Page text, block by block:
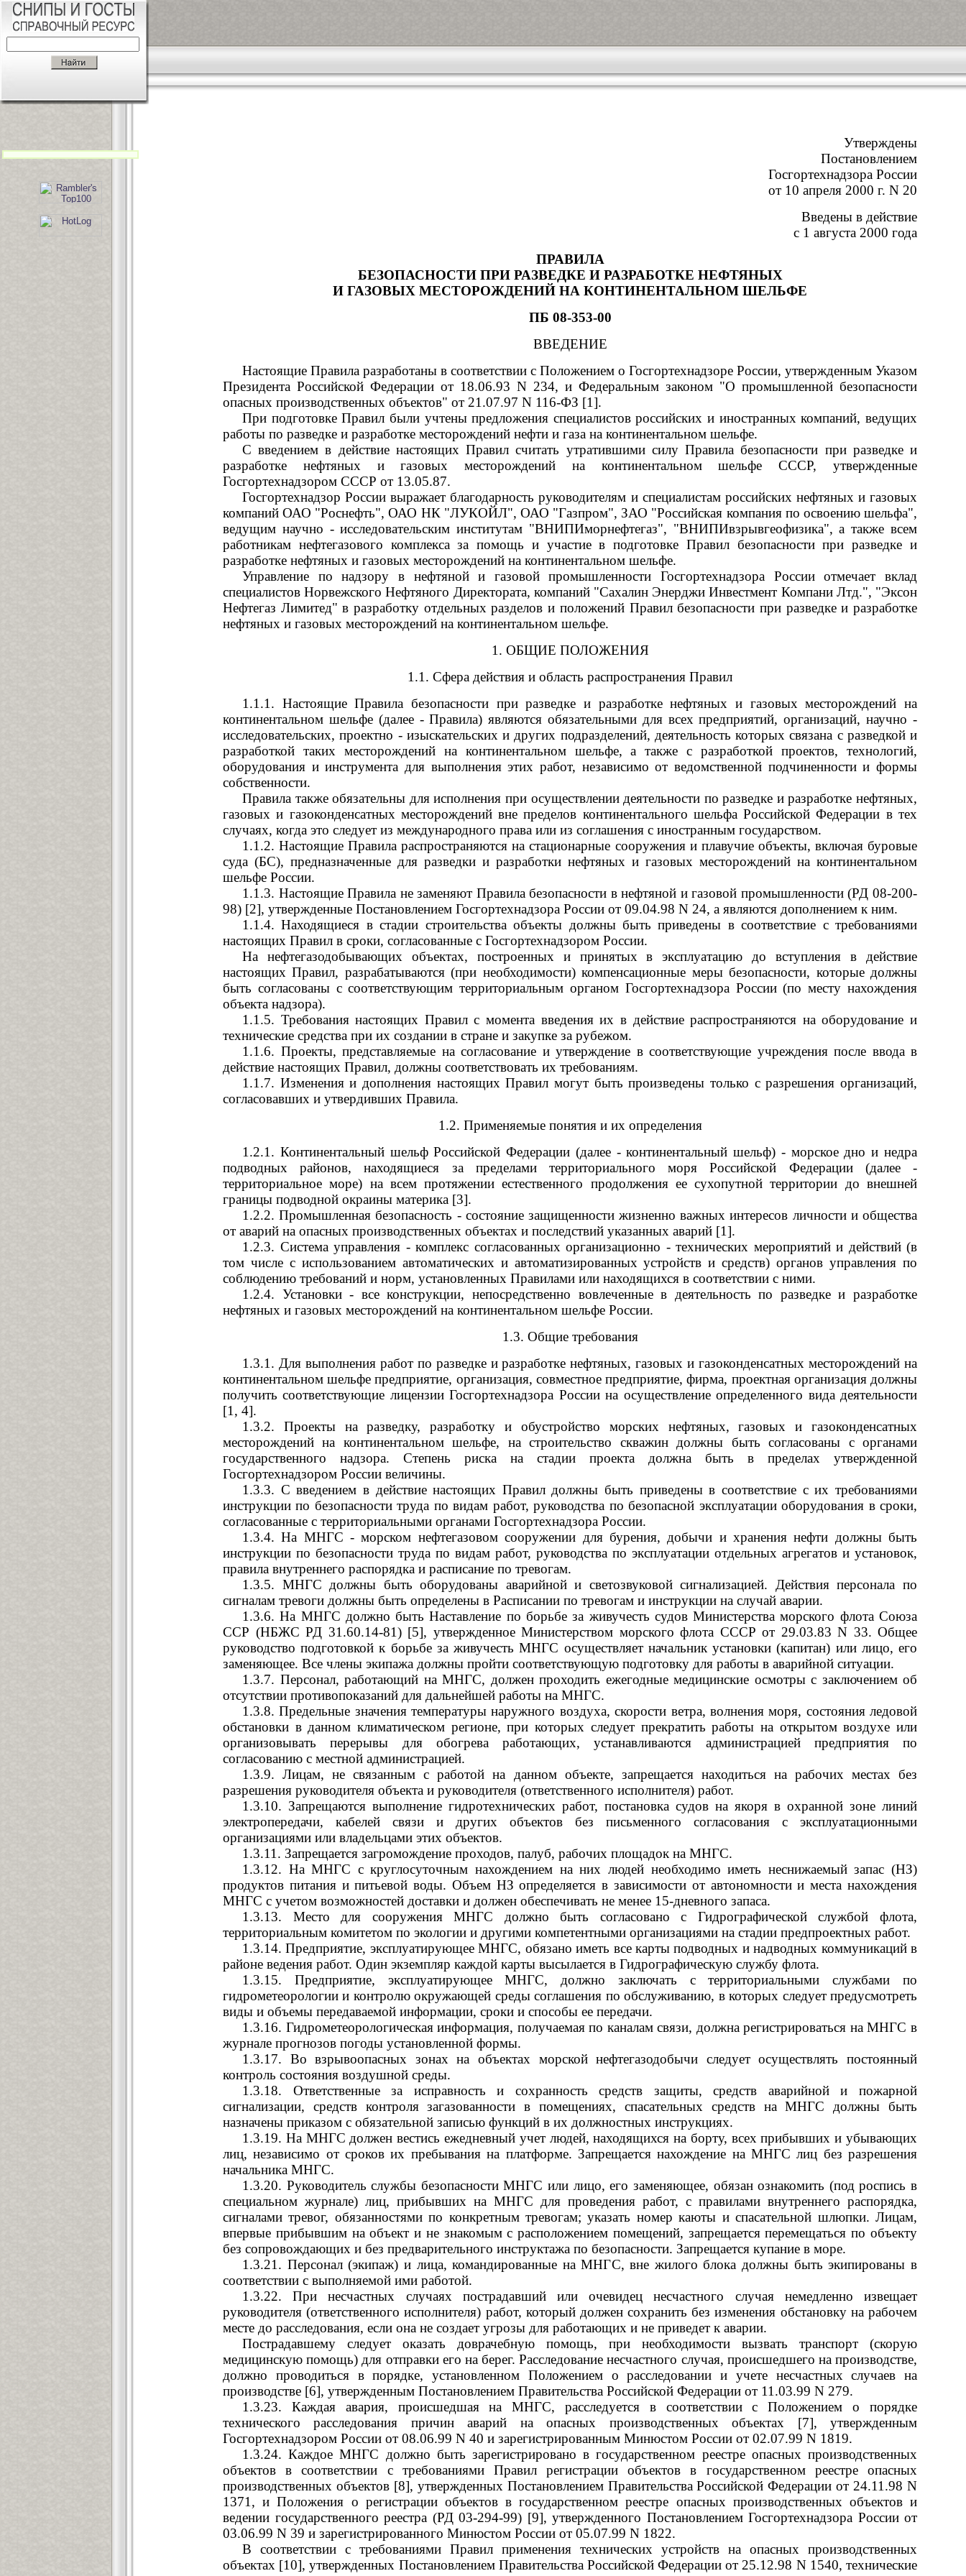
Утверждены
Постановлением
Госгортехнадзора России
от 10 апреля 2000 г. N 20
Введены в действие
с 1 августа 2000 года
ПРАВИЛА
БЕЗОПАСНОСТИ ПРИ РАЗВЕДКЕ И РАЗРАБОТКЕ НЕФТЯНЫХ
И ГАЗОВЫХ МЕСТОРОЖДЕНИЙ НА КОНТИНЕНТАЛЬНОМ ШЕЛЬФЕ
ПБ 08-353-00
ВВЕДЕНИЕ
Настоящие Правила разработаны в соответствии с Положением о Госгортехнадзоре России, утвержденным Указом
Президента Российской Федерации от 18.06.93 N 234, и Федеральным законом "О промышленной безопасности
опасных производственных объектов" от 21.07.97 N 116-ФЗ [1].
При подготовке Правил были учтены предложения специалистов российских и иностранных компаний, ведущих
работы по разведке и разработке месторождений нефти и газа на континентальном шельфе.
С введением в действие настоящих Правил считать утратившими силу Правила безопасности при разведке и
разработке нефтяных и газовых месторождений на континентальном шельфе СССР, утвержденные
Госгортехнадзором СССР от 13.05.87.
Госгортехнадзор России выражает благодарность руководителям и специалистам российских нефтяных и газовых
компаний ОАО "Роснефть", ОАО НК "ЛУКОЙЛ", ОАО "Газпром", ЗАО "Российская компания по освоению шельфа",
ведущим научно - исследовательским институтам "ВНИПИморнефтегаз", "ВНИПИвзрывгеофизика", а также всем
работникам нефтегазового комплекса за помощь и участие в подготовке Правил безопасности при разведке и
разработке нефтяных и газовых месторождений на континентальном шельфе.
Управление по надзору в нефтяной и газовой промышленности Госгортехнадзора России отмечает вклад
специалистов Норвежского Нефтяного Директората, компаний "Сахалин Энерджи Инвестмент Компани Лтд.", "Эксон
Нефтегаз Лимитед" в разработку отдельных разделов и положений Правил безопасности при разведке и разработке
нефтяных и газовых месторождений на континентальном шельфе.
1. ОБЩИЕ ПОЛОЖЕНИЯ
1.1. Сфера действия и область распространения Правил
1.1.1. Настоящие Правила безопасности при разведке и разработке нефтяных и газовых месторождений на
континентальном шельфе (далее - Правила) являются обязательными для всех предприятий, организаций, научно -
исследовательских, проектно - изыскательских и других подразделений, деятельность которых связана с разведкой и
разработкой таких месторождений на континентальном шельфе, а также с разработкой проектов, технологий,
оборудования и инструмента для выполнения этих работ, независимо от ведомственной подчиненности и формы
собственности.
Правила также обязательны для исполнения при осуществлении деятельности по разведке и разработке нефтяных,
газовых и газоконденсатных месторождений вне пределов континентального шельфа Российской Федерации в тех
случаях, когда это следует из международного права или из соглашения с иностранным государством.
1.1.2. Настоящие Правила распространяются на стационарные сооружения и плавучие объекты, включая буровые
суда (БС), предназначенные для разведки и разработки нефтяных и газовых месторождений на континентальном
шельфе России.
1.1.3. Настоящие Правила не заменяют Правила безопасности в нефтяной и газовой промышленности (РД 08-200-
98) [2], утвержденные Постановлением Госгортехнадзора России от 09.04.98 N 24, а являются дополнением к ним.
1.1.4. Находящиеся в стадии строительства объекты должны быть приведены в соответствие с требованиями
настоящих Правил в сроки, согласованные с Госгортехнадзором России.
На нефтегазодобывающих объектах, построенных и принятых в эксплуатацию до вступления в действие
настоящих Правил, разрабатываются (при необходимости) компенсационные меры безопасности, которые должны
быть согласованы с соответствующим территориальным органом Госгортехнадзора России (по месту нахождения
объекта надзора).
1.1.5. Требования настоящих Правил с момента введения их в действие распространяются на оборудование и
технические средства при их создании в стране и закупке за рубежом.
1.1.6. Проекты, представляемые на согласование и утверждение в соответствующие учреждения после ввода в
действие настоящих Правил, должны соответствовать их требованиям.
1.1.7. Изменения и дополнения настоящих Правил могут быть произведены только с разрешения организаций,
согласовавших и утвердивших Правила.
1.2. Применяемые понятия и их определения
1.2.1. Континентальный шельф Российской Федерации (далее - континентальный шельф) - морское дно и недра
подводных районов, находящиеся за пределами территориального моря Российской Федерации (далее -
территориальное море) на всем протяжении естественного продолжения ее сухопутной территории до внешней
границы подводной окраины материка [3].
1.2.2. Промышленная безопасность - состояние защищенности жизненно важных интересов личности и общества
от аварий на опасных производственных объектах и последствий указанных аварий [1].
1.2.3. Система управления - комплекс согласованных организационно - технических мероприятий и действий (в
том числе с использованием автоматических и автоматизированных устройств и средств) органов управления по
соблюдению требований и норм, установленных Правилами или находящихся в соответствии с ними.
1.2.4. Установки - все конструкции, непосредственно вовлеченные в деятельность по разведке и разработке
нефтяных и газовых месторождений на континентальном шельфе России.
1.3. Общие требования
1.3.1. Для выполнения работ по разведке и разработке нефтяных, газовых и газоконденсатных месторождений на
континентальном шельфе предприятие, организация, совместное предприятие, фирма, проектная организация должны
получить соответствующие лицензии Госгортехнадзора России на осуществление определенного вида деятельности
[1, 4].
1.3.2. Проекты на разведку, разработку и обустройство морских нефтяных, газовых и газоконденсатных
месторождений на континентальном шельфе, на строительство скважин должны быть согласованы с органами
государственного надзора. Степень риска на стадии проекта должна быть в пределах утвержденной
Госгортехнадзором России величины.
1.3.3. С введением в действие настоящих Правил должны быть приведены в соответствие с их требованиями
инструкции по безопасности труда по видам работ, руководства по безопасной эксплуатации оборудования в сроки,
согласованные с территориальными органами Госгортехнадзора России.
1.3.4. На МНГС - морском нефтегазовом сооружении для бурения, добычи и хранения нефти должны быть
инструкции по безопасности труда по видам работ, руководства по эксплуатации отдельных агрегатов и установок,
правила внутреннего распорядка и расписание по тревогам.
1.3.5. МНГС должны быть оборудованы аварийной и светозвуковой сигнализацией. Действия персонала по
сигналам тревоги должны быть определены в Расписании по тревогам и инструкции на случай аварии.
1.3.6. На МНГС должно быть Наставление по борьбе за живучесть судов Министерства морского флота Союза
ССР (НБЖС РД 31.60.14-81) [5], утвержденное Министерством морского флота СССР от 29.03.83 N 33. Общее
руководство подготовкой к борьбе за живучесть МНГС осуществляет начальник установки (капитан) или лицо, его
заменяющее. Все члены экипажа должны пройти соответствующую подготовку для работы в аварийной ситуации.
1.3.7. Персонал, работающий на МНГС, должен проходить ежегодные медицинские осмотры с заключением об
отсутствии противопоказаний для дальнейшей работы на МНГС.
1.3.8. Предельные значения температуры наружного воздуха, скорости ветра, волнения моря, состояния ледовой
обстановки в данном климатическом регионе, при которых следует прекратить работы на открытом воздухе или
организовывать перерывы для обогрева работающих, устанавливаются администрацией предприятия по
согласованию с местной администрацией.
1.3.9. Лицам, не связанным с работой на данном объекте, запрещается находиться на рабочих местах без
разрешения руководителя объекта и руководителя (ответственного исполнителя) работ.
1.3.10. Запрещаются выполнение гидротехнических работ, постановка судов на якоря в охранной зоне линий
электропередачи, кабелей связи и других объектов без письменного согласования с эксплуатационными
организациями или владельцами этих объектов.
1.3.11. Запрещается загромождение проходов, палуб, рабочих площадок на МНГС.
1.3.12. На МНГС с круглосуточным нахождением на них людей необходимо иметь неснижаемый запас (НЗ)
продуктов питания и питьевой воды. Объем НЗ определяется в зависимости от автономности и места нахождения
МНГС с учетом возможностей доставки и должен обеспечивать не менее 15-дневного запаса.
1.3.13. Место для сооружения МНГС должно быть согласовано с Гидрографической службой флота,
территориальным комитетом по экологии и другими компетентными организациями на стадии предпроектных работ.
1.3.14. Предприятие, эксплуатирующее МНГС, обязано иметь все карты подводных и надводных коммуникаций в
районе ведения работ. Один экземпляр каждой карты высылается в Гидрографическую службу флота.
1.3.15. Предприятие, эксплуатирующее МНГС, должно заключать с территориальными службами по
гидрометеорологии и контролю окружающей среды соглашения по обслуживанию, в которых следует предусмотреть
виды и объемы передаваемой информации, сроки и способы ее передачи.
1.3.16. Гидрометеорологическая информация, получаемая по каналам связи, должна регистрироваться на МНГС в
журнале прогнозов погоды установленной формы.
1.3.17. Во взрывоопасных зонах на объектах морской нефтегазодобычи следует осуществлять постоянный
контроль состояния воздушной среды.
1.3.18. Ответственные за исправность и сохранность средств защиты, средств аварийной и пожарной
сигнализации, средств контроля загазованности в помещениях, спасательных средств на МНГС должны быть
назначены приказом с обязательной записью функций в их должностных инструкциях.
1.3.19. На МНГС должен вестись ежедневный учет людей, находящихся на борту, всех прибывших и убывающих
лиц, независимо от сроков их пребывания на платформе. Запрещается нахождение на МНГС лиц без разрешения
начальника МНГС.
1.3.20. Руководитель службы безопасности МНГС или лицо, его заменяющее, обязан ознакомить (под роспись в
специальном журнале) лиц, прибывших на МНГС для проведения работ, с правилами внутреннего распорядка,
сигналами тревог, обязанностями по конкретным тревогам; указать номер каюты и спасательной шлюпки. Лицам,
впервые прибывшим на объект и не знакомым с расположением помещений, запрещается перемещаться по объекту
без сопровождающих и без предварительного инструктажа по безопасности. Запрещается купание в море.
1.3.21. Персонал (экипаж) и лица, командированные на МНГС, вне жилого блока должны быть экипированы в
соответствии с выполняемой ими работой.
1.3.22. При несчастных случаях пострадавший или очевидец несчастного случая немедленно извещает
руководителя (ответственного исполнителя) работ, который должен сохранить без изменения обстановку на рабочем
месте до расследования, если она не создает угрозы для работающих и не приведет к аварии.
Пострадавшему следует оказать доврачебную помощь, при необходимости вызвать транспорт (скорую
медицинскую помощь) для отправки его на берег. Расследование несчастного случая, происшедшего на производстве,
должно проводиться в порядке, установленном Положением о расследовании и учете несчастных случаев на
производстве [6], утвержденным Постановлением Правительства Российской Федерации от 11.03.99 N 279.
1.3.23. Каждая авария, происшедшая на МНГС, расследуется в соответствии с Положением о порядке
технического расследования причин аварий на опасных производственных объектах [7], утвержденным
Госгортехнадзором России от 08.06.99 N 40 и зарегистрированным Минюстом России от 02.07.99 N 1819.
1.3.24. Каждое МНГС должно быть зарегистрировано в государственном реестре опасных производственных
объектов в соответствии с требованиями Правил регистрации объектов в государственном реестре опасных
производственных объектов [8], утвержденных Постановлением Правительства Российской Федерации от 24.11.98 N
1371, и Положения о регистрации объектов в государственном реестре опасных производственных объектов и
ведении государственного реестра (РД 03-294-99) [9], утвержденного Постановлением Госгортехнадзора России от
03.06.99 N 39 и зарегистрированного Минюстом России от 05.07.99 N 1822.
В соответствии с требованиями Правил применения технических устройств на опасных производственных
объектах [10], утвержденных Постановлением Правительства Российской Федерации от 25.12.98 N 1540, технические